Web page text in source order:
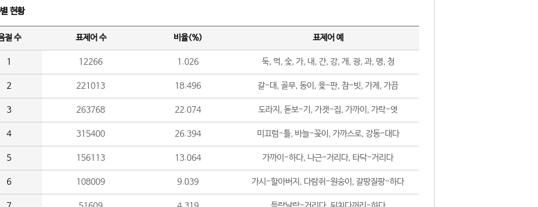
현황
절 수 표제어 수 비율(%) 표제어 예
1 12266 1.026 둑, 먹, 숯, 가, 내, 간, 강, 개, 광, 과, 명, 청
2 221013 18.496 갈-대, 골무, 동이, 윷-판, 참-빗, 가게, 가끔
3 263768 22.074 도라지, 돋보-기, 가겟-집, 가까이, 가락-엿
4 315400 26.394 미끄럼-틀, 바늘-꽂이, 가까스로, 강동-대다
5 156113 13.064 가까이-하다, 나근-거리다, 타닥-거리다
6 108009 9.039 가시-할아버지, 다람쥐-원숭이, 갈팡질팡-하다